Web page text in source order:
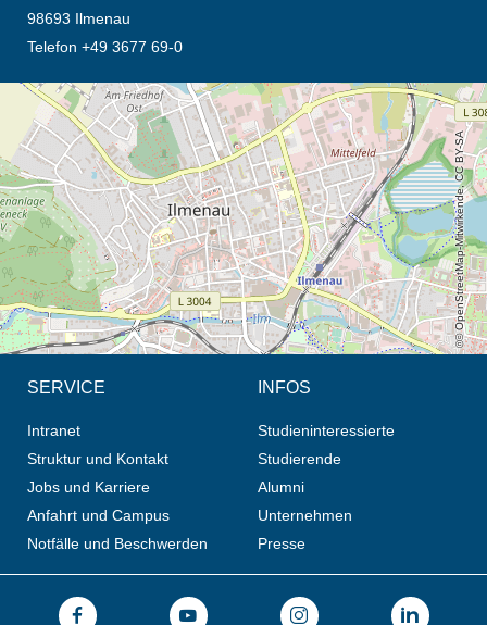
98693 Ilmenau
Telefon +49 3677 69-0
Öffnet die Anfahrtsbeschreibung in neuem Tab (Karte)
© OpenStreetMap-Mitwirkende, CC BY-SA
SERVICE
Intranet
Struktur und Kontakt
Jobs und Karriere
Anfahrt und Campus
Notfälle und Beschwerden
INFOS
Studieninteressierte
Studierende
Alumni
Unternehmen
Presse